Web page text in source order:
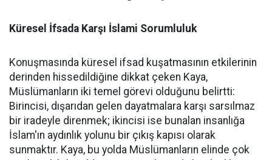
Küresel İfsada Karşı İslami Sorumluluk
Konuşmasında küresel ifsad kuşatmasının etkilerinin
derinden hissedildiğine dikkat çeken Kaya,
Müslümanların iki temel görevi olduğunu belirtti:
Birincisi, dışarıdan gelen dayatmalara karşı sarsılmaz
bir iradeyle direnmek; ikincisi ise bunalan insanlığa
İslam'ın aydınlık yolunu bir çıkış kapısı olarak
sunmaktır. Kaya, bu yolda Müslümanların elinde çok